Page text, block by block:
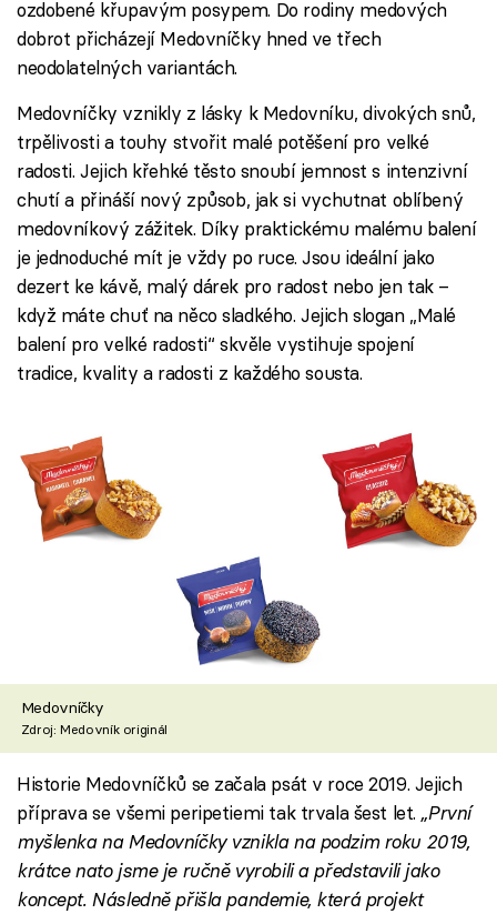
ozdobené křupavým posypem. Do rodiny medových
dobrot přicházejí Medovníčky hned ve třech
neodolatelných variantách.
Medovníčky vznikly z lásky k Medovníku, divokých snů,
trpělivosti a touhy stvořit malé potěšení pro velké
radosti. Jejich křehké těsto snoubí jemnost s intenzivní
chutí a přináší nový způsob, jak si vychutnat oblíbený
medovníkový zážitek. Díky praktickému malému balení
je jednoduché mít je vždy po ruce. Jsou ideální jako
dezert ke kávě, malý dárek pro radost nebo jen tak –
když máte chuť na něco sladkého. Jejich slogan „Malé
balení pro velké radosti“ skvěle vystihuje spojení
tradice, kvality a radosti z každého sousta.
Medovníčky
Zdroj: Medovník originál
Historie Medovníčků se začala psát v roce 2019. Jejich
příprava se všemi peripetiemi tak trvala šest let. „První
myšlenka na Medovníčky vznikla na podzim roku 2019,
krátce nato jsme je ručně vyrobili a představili jako
koncept. Následně přišla pandemie, která projekt